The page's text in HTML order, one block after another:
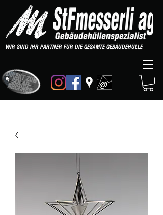
WIR SIND IHR PARTNER FÜR DIE GESAMTE GEBÄUDEHÜLLE